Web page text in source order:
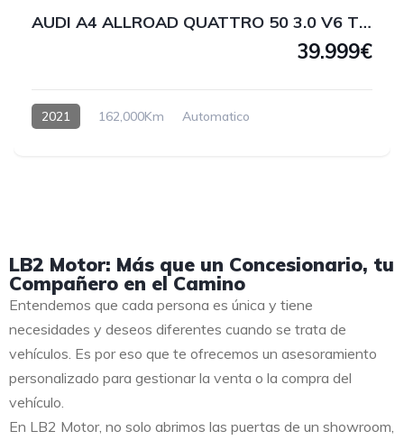
AUDI A4 ALLROAD QUATTRO 50 3.0 V6 TDI 286 CV
39.999€
2021 162,000Km Automatico
LB2 Motor: Más que un Concesionario, tu
Compañero en el Camino
Entendemos que cada persona es única y tiene
necesidades y deseos diferentes cuando se trata de
vehículos. Es por eso que te ofrecemos un asesoramiento
personalizado para gestionar la venta o la compra del
vehículo.
En LB2 Motor, no solo abrimos las puertas de un showroom,